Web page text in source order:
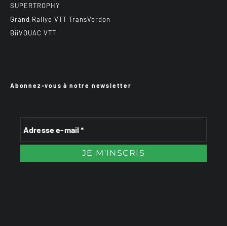
SUPERTROPHY
Grand Rallye VTT TransVerdon
BiiVOUAC VTT
Abonnez-vous à notre newsletter